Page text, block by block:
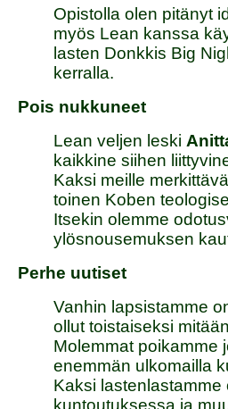
Opistolla olen pitänyt
myös Lean kanssa
lasten Donkkis Big
kerralla.
Pois nukkuneet
Lean veljen leski
kaikkine siihen
Kaksi meille
toinen Koben
Itsekin olemme
ylösnousemuksen
Perhe uutiset
Vanhin lapsistamme
ollut toistaiseksi
Molemmat poikamme
enemmän ulkomailla
Kaksi
kuntoutuksessa ja